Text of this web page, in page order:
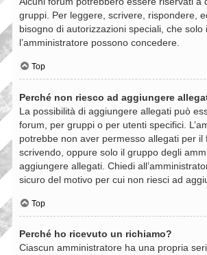
gruppi. Per leggere, scrivere, rispondere,
bisogno di autorizzazioni speciali, che solo
l’amministratore possono concedere.
Top
Perché non riesco ad aggiungere
La possibilità di aggiungere allegati può
forum, per gruppi o per utenti specifici.
potrebbe non aver permesso allegati per il
scrivendo, oppure solo il gruppo degli
aggiungere allegati. Chiedi
sicuro del motivo per cui non riesci ad
Top
Perché ho ricevuto un richiamo?
Ciascun amministratore ha una propria